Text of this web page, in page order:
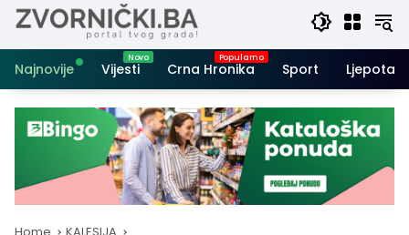
Najnovije Vijesti Crna Hronika Sport Ljepota i